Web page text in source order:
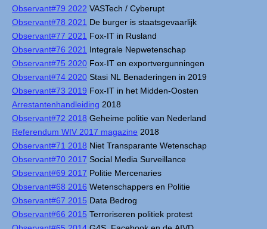
Observant#79 2022 VASTech / Cyberupt
Observant#78 2021 De burger is staatsgevaarlijk
Observant#77 2021 Fox-IT in Rusland
Observant#76 2021 Integrale Nepwetenschap
Observant#75 2020 Fox-IT en exportvergunningen
Observant#74 2020 Stasi NL Benaderingen in 2019
Observant#73 2019 Fox-IT in het Midden-Oosten
Arrestantenhandleiding 2018
Observant#72 2018 Geheime politie van Nederland
Referendum WIV 2017 magazine 2018
Observant#71 2018 Niet Transparante Wetenschap
Observant#70 2017 Social Media Surveillance
Observant#69 2017 Politie Mercenaries
Observant#68 2016 Wetenschappers en Politie
Observant#67 2015 Data Bedrog
Observant#66 2015 Terroriseren politiek protest